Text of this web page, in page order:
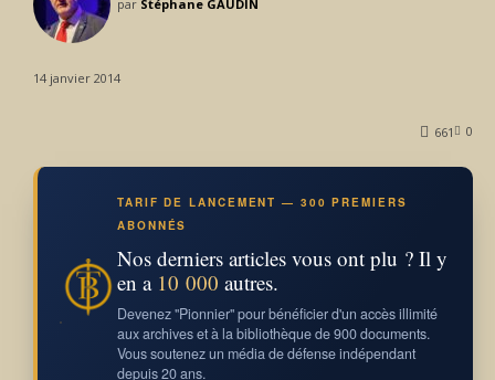
par Stéphane GAUDIN
14 janvier 2014
0
661
TARIF DE LANCEMENT — 300 PREMIERS
ABONNÉS
Nos derniers articles vous ont plu ? Il y
en a 10 000 autres.
Devenez "Pionnier" pour bénéficier d'un accès illimité
aux archives et à la bibliothèque de 900 documents.
Vous soutenez un média de défense indépendant
depuis 20 ans.